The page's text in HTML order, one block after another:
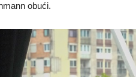
obući.